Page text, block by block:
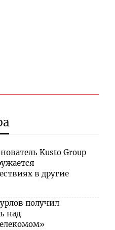
Kusto Group
в другие
получил
над